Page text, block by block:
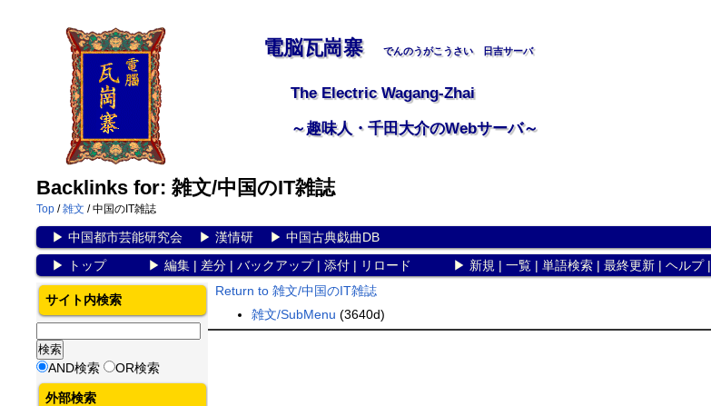
電脳瓦崗寨 でんのうがこうさい 日吉サーバ
The Electric Wagang-Zhai
～趣味人・千田大介のWebサーバ～
Backlinks for: 雑文/中国のIT雑誌
Top/雑文 / 中国のIT雑誌
▶ 中国都市芸能研究会▶ 漢情研▶ 中国古典戯曲DB
▶
トップ▶ 編集| 差分| バックアップ| 添付| リロード ▶ 新規 | 一覧| 単語検索| 最終更新| ヘルプ|
Return to 雑文/中国のIT雑誌
雑文/SubMenu (3640d)
サイト内検索
AND検索 OR検索
外部検索